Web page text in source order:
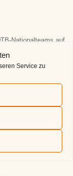
Service zu
Nationalteams auf
5. und 6.6.
selbstverständlich
folgen
– beachen, Musik